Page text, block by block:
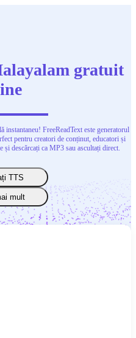
gratuit
FreeReadText este generatorul
pentru creatori de conținut, educatori și
descărcați ca MP3 sau ascultați direct.
TTS
mult